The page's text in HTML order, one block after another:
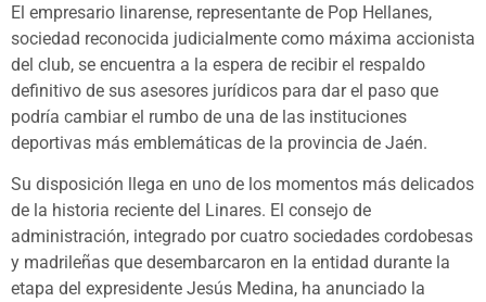
El empresario linarense, representante de Pop Hellanes,
sociedad reconocida judicialmente como máxima accionista
del club, se encuentra a la espera de recibir el respaldo
definitivo de sus asesores jurídicos para dar el paso que
podría cambiar el rumbo de una de las instituciones
deportivas más emblemáticas de la provincia de Jaén.
Su disposición llega en uno de los momentos más delicados
de la historia reciente del Linares. El consejo de
administración, integrado por cuatro sociedades cordobesas
y madrileñas que desembarcaron en la entidad durante la
etapa del expresidente Jesús Medina, ha anunciado la